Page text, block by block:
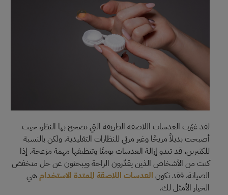
لقد غيّرت العدسات اللاصقة الطريقة التي نصحح بها النظر، حيث
أصبحت بديلاً مريحًا وغير مرئي للنظارات التقليدية. ولكن بالنسبة
للكثيرين، قد تبدو إزالة العدسات يوميًا وتنظيفها مهمة مزعجة. إذا
كنت من الأشخاص الذين يقدّرون الراحة ويبحثون عن حل منخفض
الصيانة، فقد تكون العدسات اللاصقة الممتدة الاستخدامهي
الخيار الأمثل لك.